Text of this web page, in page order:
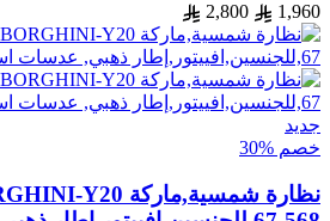
1,960
2,800
جديد
خصم %30